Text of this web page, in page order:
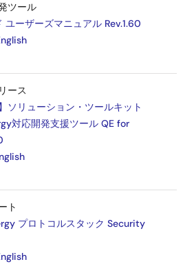
ツール
ユーザーズマニュアル Rev.1.60
ース
ソリューション・ツールキット
対応開発支援ツール QE for
ト
プロトコルスタック Security